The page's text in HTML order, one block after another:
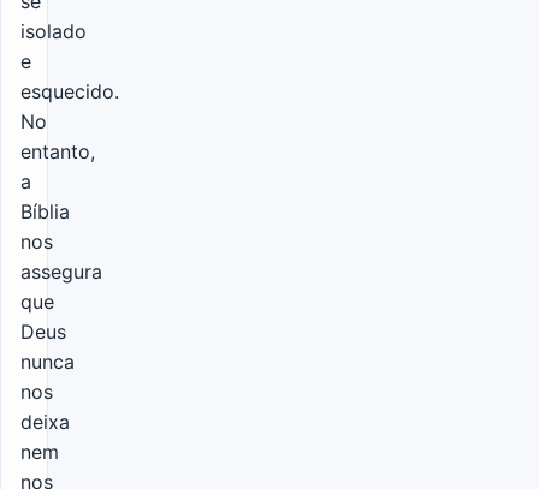
isolado
e
esquecido.
No
entanto,
a
Bíblia
nos
assegura
que
Deus
nunca
nos
deixa
nem
nos